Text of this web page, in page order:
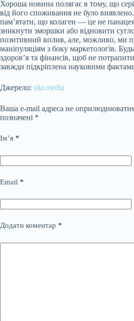
Хороша новина полягає в тому, що
від його споживання не було
пам’ятати, що колаген — це не
зникнути зморшки або відновити
позитивний вплив, але, можливо, ми
маніпуляціям з боку маркетологів.
здоров’я та фінансів, щоб не
завжди підкріплена науковими
Джерело: ukr.media
Ваша e-mail адреса не
позначені *
Ім’я *
Email *
Додати коментар *